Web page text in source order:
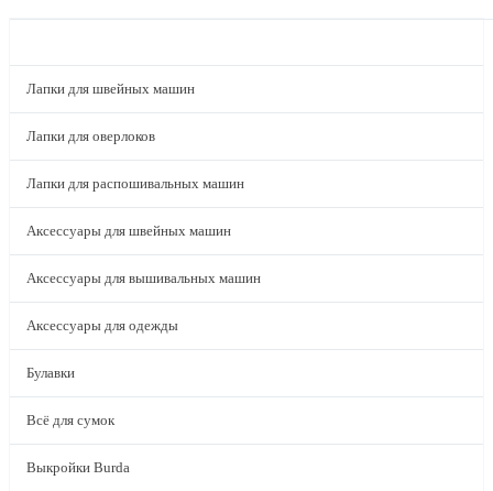
Лапки для швейных машин
Лапки для оверлоков
Лапки для распошивальных машин
Аксессуары для швейных машин
Аксессуары для вышивальных машин
Аксессуары для одежды
Булавки
Всё для сумок
Выкройки Burda